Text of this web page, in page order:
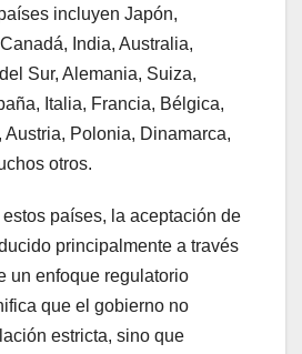
incluyen Japón,
India, Australia,
Sur, Alemania, Suiza,
Italia, Francia, Bélgica,
Austria, Polonia, Dinamarca,
otros.
países, la aceptación de
principalmente a través
un enfoque regulatorio
que el gobierno no
estricta, sino que